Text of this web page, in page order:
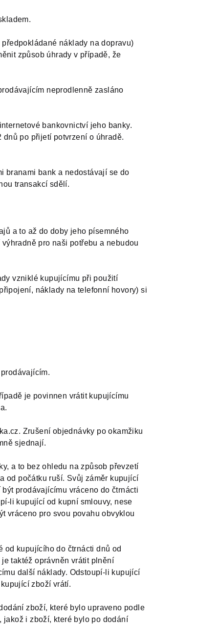
náklady na dopravu)
způsob úhrady v případě, že
neprodlenně zasláno
bankovnictví jeho banky.
po přijetí potvrzení o úhradě.
branami bank a nedostávají se do
transakcí sdělí.
a to až do doby jeho písemného
pro naši potřebu a nebudou
vzniklé kupujícímu při použití
náklady na telefonní hovory) si
je povinnen vrátit kupujícímu
Zrušení objednávky po okamžiku
sjednají.
a to bez ohledu na způsob převzetí
od počátku ruší. Svůj záměr kupující
prodávajícímu vráceno do čtrnácti
li kupující od kupní smlouvy, nese
vráceno pro svou povahu obvyklou
od kupujícího do čtrnácti dnů od
taktéž oprávněn vrátit plnění
další náklady. Odstoupí-li kupující
zboží vrátí.
zboží, které bylo upraveno podle
i zboží, které bylo po dodání